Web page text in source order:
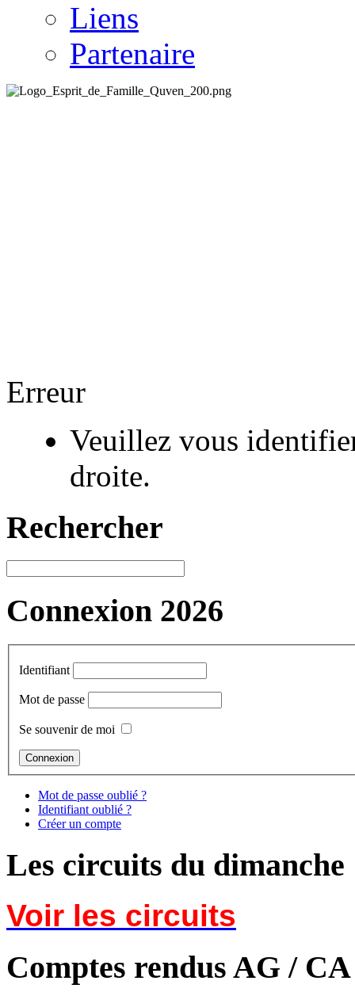
Liens
Partenaire
Erreur
Veuillez vous
droite.
Rechercher
Connexion 2026
Identifiant
Mot de passe
Se souvenir de moi
Mot de passe oublié ?
Identifiant oublié ?
Créer un compte
Les circuits du dimanche
Voir les circuits
Comptes rendus AG / CA